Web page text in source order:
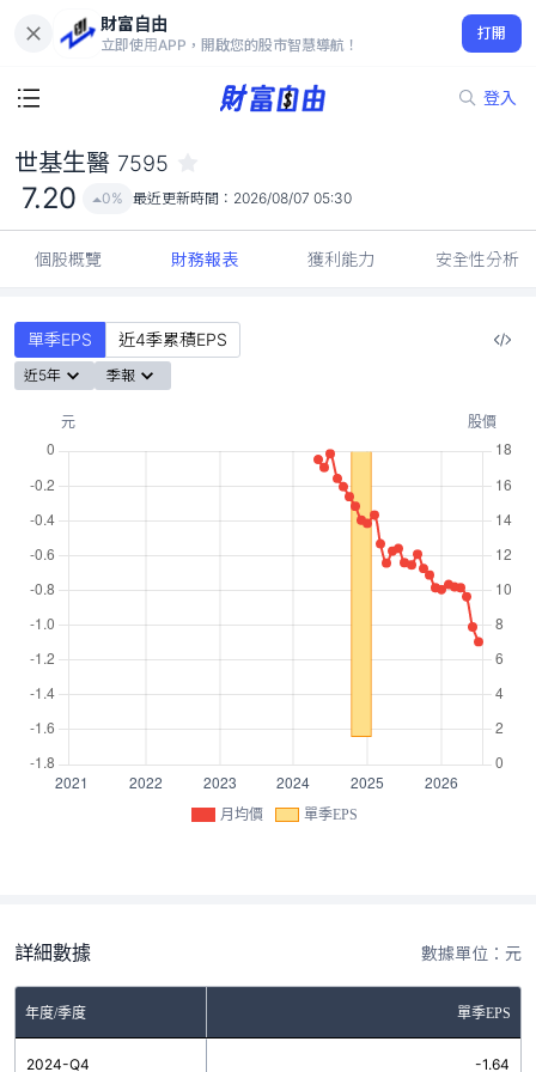
財富自由
立即使用APP，開啟您的股市智慧導航！
打開
登入
7.20
0%
世基生醫 7595
7.20 0% 最近更新時間： 2026/08/07 05:30
個股概覽 財務報表 獲利能力 安全性分析
單季EPS 近4季累積EPS
近5年 季報
月均價 單季EPS
詳細數據 數據單位：元
年度/季度 單季EPS
2024-Q4 -1.64